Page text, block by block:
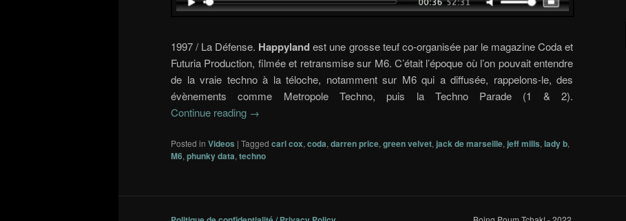
1997 / La Défense. Happylandest une grosse teuf co-organisée par le magazine Coda et
Futuria Production, filmée et retransmise sur M6. C’était l’époque où l’on pouvait entendre
de la vraie techno à la téloche, notamment sur M6 qui a diffusée, rappelons-le, des
évènements comme Metropole Techno, puis la Techno Parade (1 & 2).
Continue reading →
Posted in Videos | Tagged carl cox, coda, darren price, green velvet, jack de marseille, jeff mills, lady b,
M6, phunky data, techno